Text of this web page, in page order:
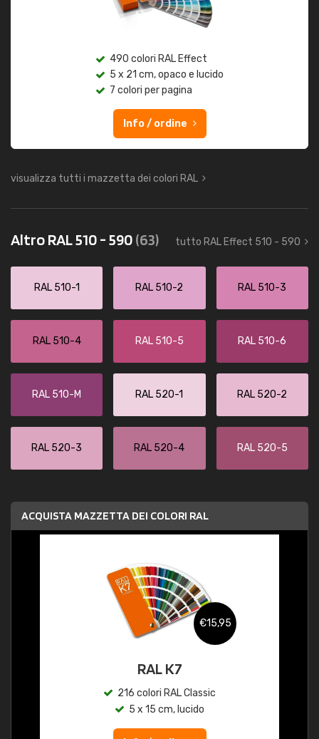
490 colori RAL Effect
5 x 21 cm, opaco e lucido
7 colori per pagina
Info / ordine
visualizza tutti i mazzetta dei colori RAL
Altro RAL 510 - 590(63) tutto RAL Effect 510 - 590
RAL 510-1 RAL 510-2 RAL 510-3
RAL 510-4 RAL 510-5 RAL 510-6
RAL 510-M RAL 520-1 RAL 520-2
RAL 520-3 RAL 520-4 RAL 520-5
ACQUISTA MAZZETTA DEI COLORI RAL
€15,95
RAL K7
216 colori RAL Classic
5 x 15 cm, lucido